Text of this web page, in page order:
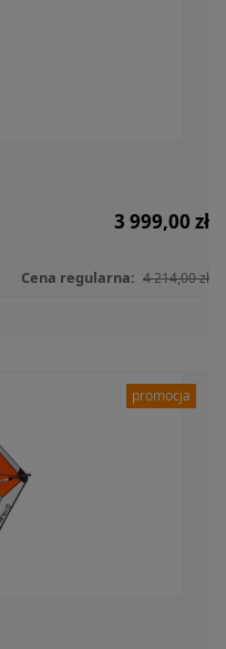
3 999,00 zł
Cena regularna: 4 214,00 zł
promocja